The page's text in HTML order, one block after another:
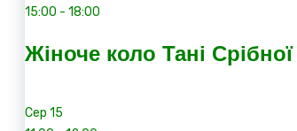
15:00 -18:00
Жіноче коло Тані Срібної
Сер15